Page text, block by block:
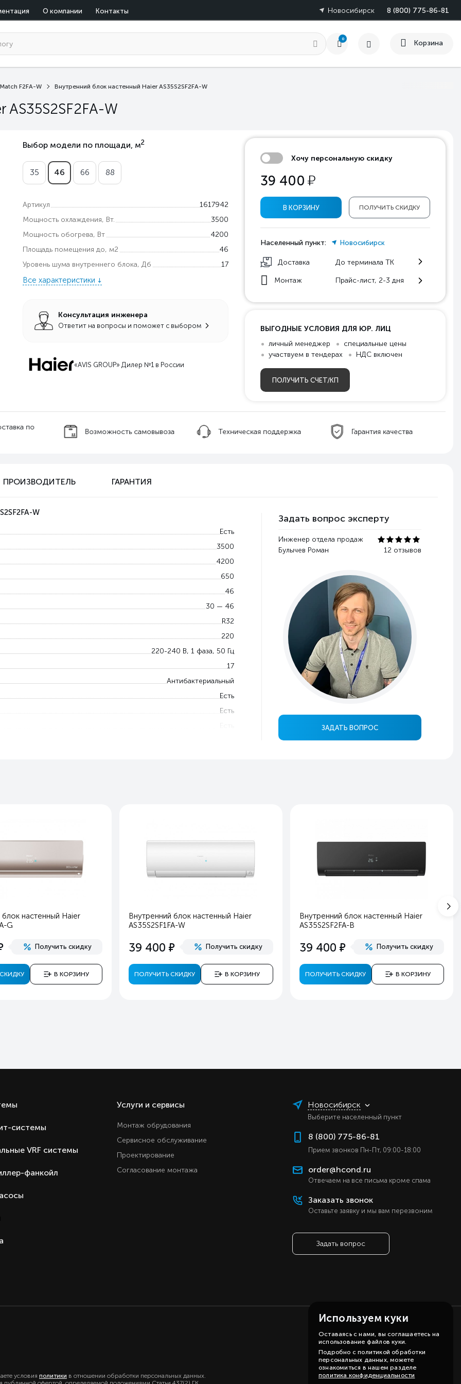
О компании Контакты 8 (800) 775-86-81
Новосибирск
0
Корзина
F2FA-W Внутренний блок настенный Haier AS35S2SF2FA-W
W
Выбор модели по площади, м2
35 46 66 88
Артикул
1617942
Мощность охлаждения, Вт.
3500
Мощность обогрева, Вт
4200
Площадь помещения до, м2
46
Уровень шума внутреннего блока, Дб
17
Все характеристики
Консультация инженера
Ответит на вопросы и поможет с выбором
«AVIS GROUP» Дилер №1 в России
Хочу персональную скидку
39 400 у
ПОЛУЧИТЬ СКИДКУ
В КОРЗИНУ
Населенный пункт: Новосибирск
Доставка До терминала ТК
Монтаж Прайс-лист, 2-3 дня
ВЫГОДНЫЕ УСЛОВИЯ ДЛЯ ЮР. ЛИЦ
личный менеджер
специальные цены
участвуем в тендерах
НДС включен
ПОЛУЧИТЬ СЧЕТ/КП
по
Возможность самовывоза Техническая поддержка Гарантия качества
ПРОИЗВОДИТЕЛЬ ГАРАНТИЯ
Задать вопрос эксперту
Инженер отдела продаж
Булычев Роман
12 отзывов
ЗАДАТЬ ВОПРОС
W
Есть
3500
4200
650
46
30 — 46
R32
220
220-240 В, 1 фаза, 50 Гц
17
Антибактериальный
Есть
Есть
Есть
Есть
Есть
Есть
Китай
блок настенный Haier
G
Получить скидку
В КОРЗИНУ
Внутренний блок настенный Haier
AS35S2SF1FA-W
39 400 е Получить скидку
ПОЛУЧИТЬ СКИДКУ В КОРЗИНУ
Внутренний блок настенный Haier
AS35S2SF2FA-B
39 400 е Получить скидку
ПОЛУЧИТЬ СКИДКУ В КОРЗИНУ
системы
VRF системы
фанкойл
Услуги и сервисы
Монтаж обрудования
Сервисное обслуживание
Проектирование
Согласование монтажа
Новосибирск
Выберите населенный пункт
8 (800) 775-86-81
Прием звонков Пн-Пт, 09:00-18:00
order@hcond.ru
Отвечаем на все письма кроме спама
Заказать звонок
Оставьте заявку и мы вам перезвоним
Задать вопрос
условия политики в отношении обработки персональных данных.
Используем куки
Оставаясь с нами, вы соглашаетесь на
использование файлов куки.
Подробно с политикой обработки
персональных данных, можете
ознакомиться в нашем разделе
политика конфиденциальности